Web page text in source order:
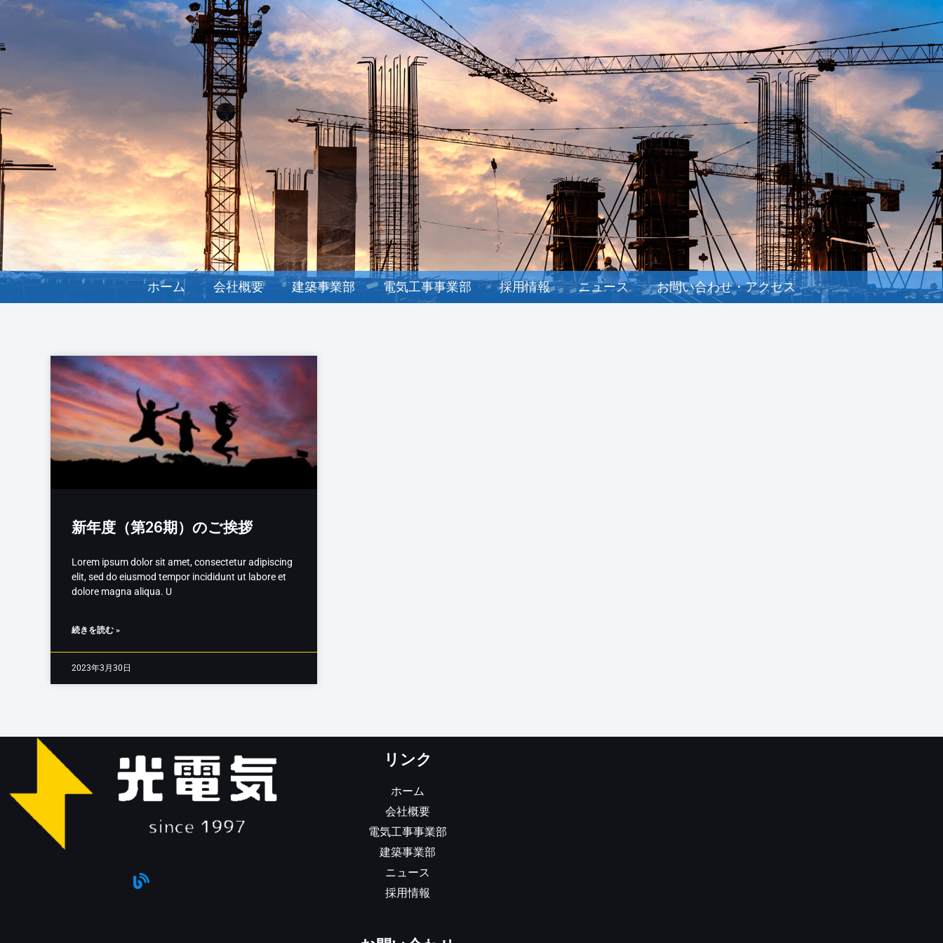
ホーム 会社概要 建築事業部 電気工事事業部 採用情報 ニュース お問い合わせ・アクセス
新年度（第26期）のご挨拶
Lorem ipsum dolor sit amet, consectetur adipiscing
elit, sed do eiusmod tempor incididunt ut labore et
dolore magna aliqua. U
続きを読む »
2023年3月30日
リンク
ホーム
会社概要
電気工事事業部
建築事業部
ニュース
採用情報